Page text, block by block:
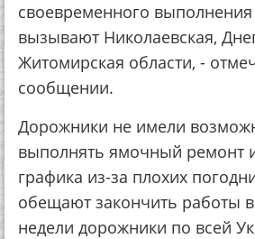
своевременного
вызывают Николаевская,
Житомирская области, -
сообщении.
Дорожники не имели
выполнять ямочный ремонт
графика из-за плохих
обещают закончить работы
недели дорожники по всей